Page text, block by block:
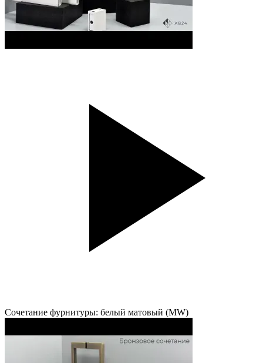
Сочетание фурнитуры: белый матовый (MW)